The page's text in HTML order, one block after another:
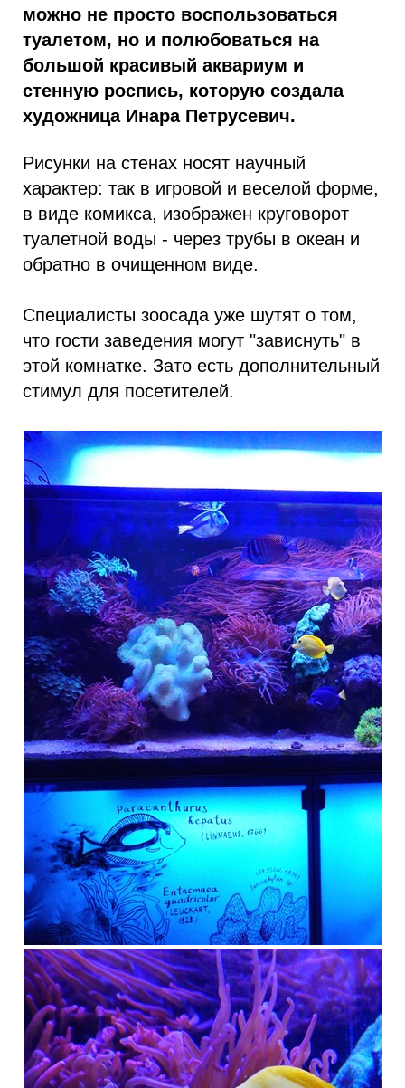
можно не просто воспользоваться
туалетом, но и полюбоваться на
большой красивый аквариум и
стенную роспись, которую создала
художница Инара Петрусевич.
Рисунки на стенах носят научный
характер: так в игровой и веселой форме,
в виде комикса, изображен круговорот
туалетной воды - через трубы в океан и
обратно в очищенном виде.
Специалисты зоосада уже шутят о том,
что гости заведения могут "зависнуть" в
этой комнатке. Зато есть дополнительный
стимул для посетителей.